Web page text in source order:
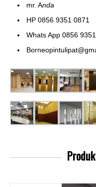
mr. Anda
HP 0856 9351 0871
Whats App 0856